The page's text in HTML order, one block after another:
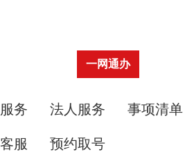
一网通办
务 法人服务 事项清单
服 预约取号